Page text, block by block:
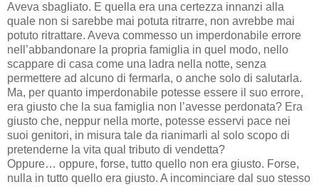
Aveva sbagliato. E quella era una certezza innanzi alla
quale non si sarebbe mai potuta ritrarre, non avrebbe mai
potuto ritrattare. Aveva commesso un imperdonabile errore
nell’abbandonare la propria famiglia in quel modo, nello
scappare di casa come una ladra nella notte, senza
permettere ad alcuno di fermarla, o anche solo di salutarla.
Ma, per quanto imperdonabile potesse essere il suo errore,
era giusto che la sua famiglia non l’avesse perdonata? Era
giusto che, neppur nella morte, potesse esservi pace nei
suoi genitori, in misura tale da rianimarli al solo scopo di
pretenderne la vita qual tributo di vendetta?
Oppure… oppure, forse, tutto quello non era giusto. Forse,
nulla in tutto quello era giusto. A incominciare dal suo stesso